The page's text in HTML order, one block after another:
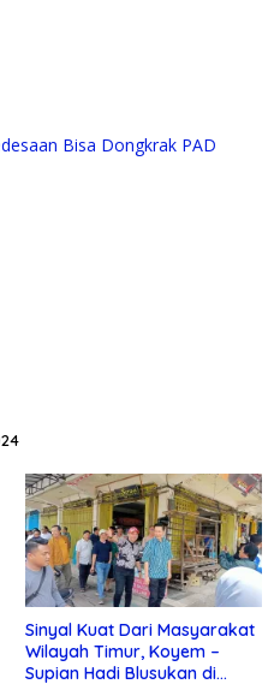
Bisa Dongkrak PAD
Sinyal Kuat Dari Masyarakat
Wilayah Timur, Koyem –
Supian Hadi Blusukan di